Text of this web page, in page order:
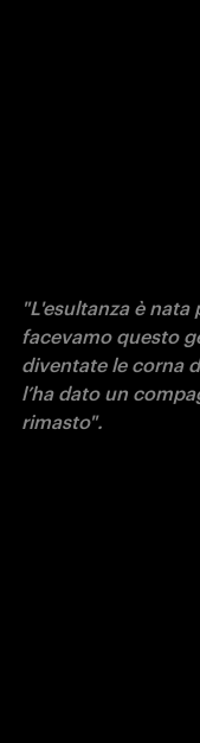
"L'esultanza è
facevamo questo
diventate le corna
l’ha dato un
rimasto".